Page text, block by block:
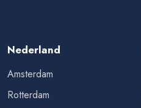
Nederland
Amsterdam
Rotterdam